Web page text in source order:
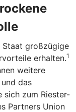
Staat großzügige
erhalten.1
weitere
das
sich zum Riester-
Partners Union